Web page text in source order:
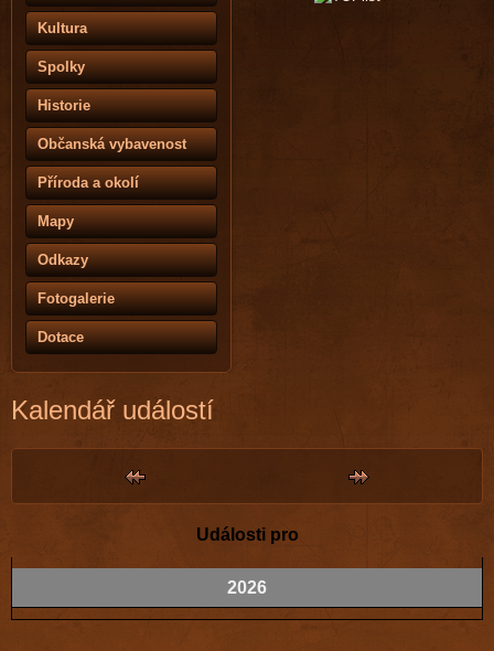
Kultura
Spolky
Historie
Občanská vybavenost
Příroda a okolí
Mapy
Odkazy
Fotogalerie
Dotace
Kalendář událostí
Události pro
2026